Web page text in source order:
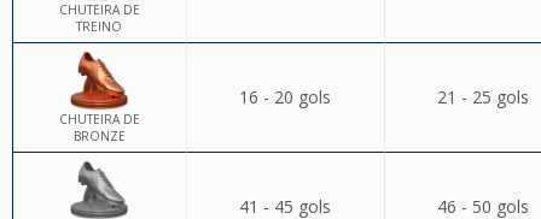
CHUTEIRA DE
TREINO
CHUTEIRA DE
BRONZE
16 - 20 gols 21 - 25 gols
41 - 45 gols 46 - 50 gols